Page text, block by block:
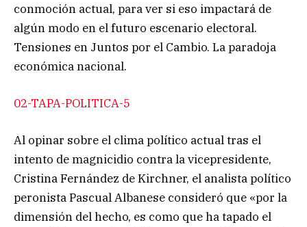
conmoción actual, para ver si eso impactará de
algún modo en el futuro escenario electoral.
Tensiones en Juntos por el Cambio. La paradoja
económica nacional.
02-TAPA-POLITICA-5
Al opinar sobre el clima político actual tras el
intento de magnicidio contra la vicepresidente,
Cristina Fernández de Kirchner, el analista político
peronista Pascual Albanese consideró que «por la
dimensión del hecho, es como que ha tapado el